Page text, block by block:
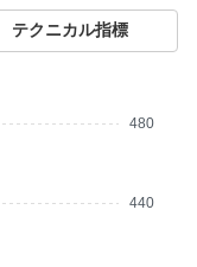
テクニカル指標
440
480